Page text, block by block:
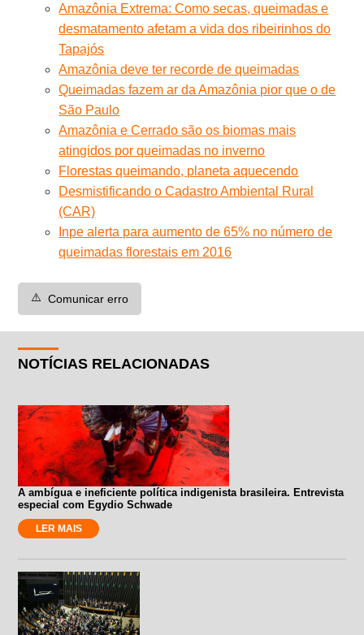
Amazônia Extrema: Como secas, queimadas e
desmatamento afetam a vida dos ribeirinhos do
Tapajós
Amazônia deve ter recorde de queimadas
Queimadas fazem ar da Amazônia pior que o de
São Paulo
Amazônia e Cerrado são os biomas mais
atingidos por queimadas no inverno
Florestas queimando, planeta aquecendo
Desmistificando o Cadastro Ambiental Rural
(CAR)
Inpe alerta para aumento de 65% no número de
queimadas florestais em 2016
⚠️ Comunicar erro
NOTÍCIAS RELACIONADAS
A ambígua e ineficiente política indigenista brasileira. Entrevista
especial com Egydio Schwade
LER MAIS